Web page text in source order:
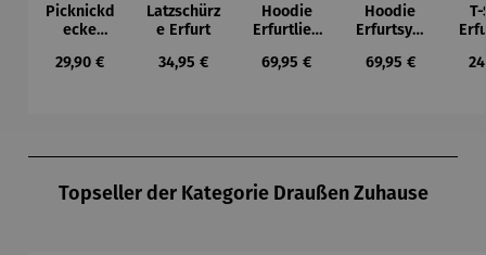
Picknickd
ecke
Regulärer Preis:
29,90 €
Latzschürz
e Erfurt
Regulärer Preis:
34,95 €
Hoodie
Erfurtlieb
Regulärer Preis:
69,95 €
Hoodie
Erfurtsym
Regulärer Preis:
69,95 €
Topseller der Kategorie Draußen Zuhause